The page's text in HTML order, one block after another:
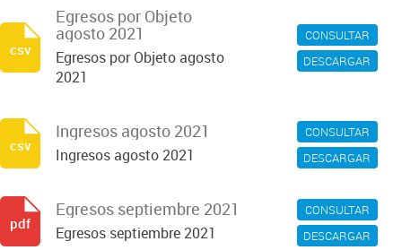
CONSULTAR
DESCARGAR
Egresos por Objeto
agosto 2021
Egresos por Objeto agosto
2021
csv
CONSULTAR
DESCARGAR
Ingresos agosto 2021
Ingresos agosto 2021
csv
CONSULTAR
DESCARGAR
Egresos septiembre 2021
Egresos septiembre 2021
pdf